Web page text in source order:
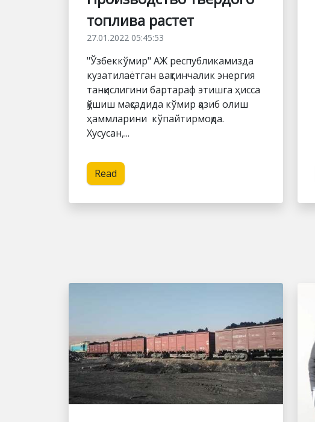
топлива растет
27.01.2022 05:45:53
"Ўзбеккўмир" АЖ республикамизда
кузатилаётган вақтинчалик энергия
танқислигини бартараф этишга ҳисса
қўшиш мақсадида кўмир қазиб олиш
ҳаммларини кўпайтирмоқда.
Хусусан,...
Read